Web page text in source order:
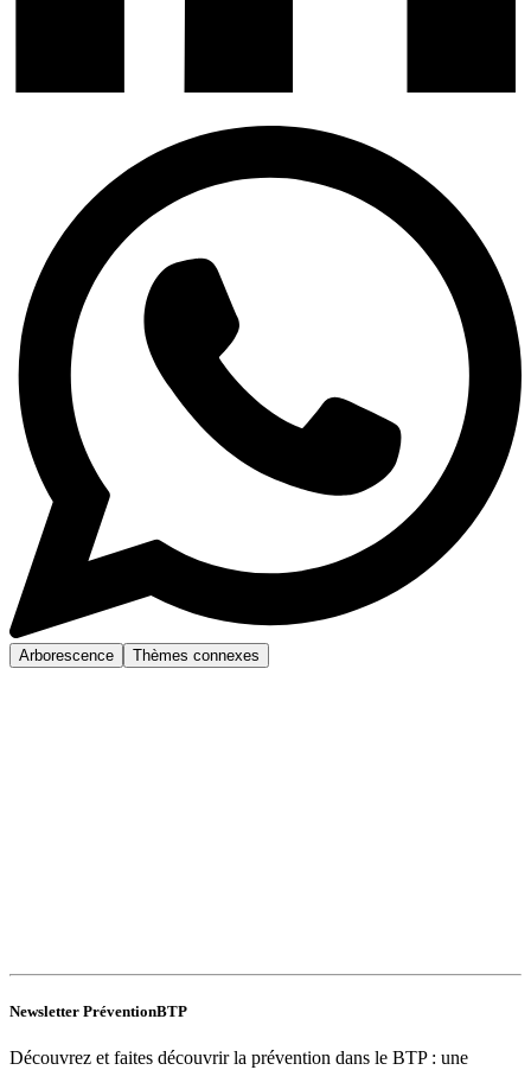
Arborescence Thèmes connexes
Newsletter PréventionBTP
Découvrez et faites découvrir la prévention dans le BTP : une